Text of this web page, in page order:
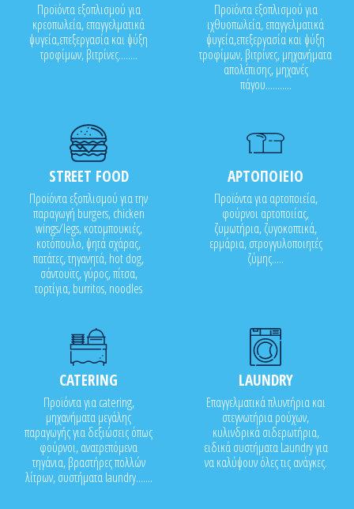
Προϊόντα εξοπλισμού για
κρεοπωλεία, επαγγελματικά
ψυγεία,επεξεργασία και ψύξη
τροφίμων, βιτρίνες........
Προϊόντα εξοπλισμού για
ιχθυοπωλεία, επαγγελματικά
ψυγεία,επεξεργασία και ψύξη
τροφίμων, βιτρίνες, μηχανήματα
απολέπισης, μηχανές
πάγου...........
STREET FOOD
Προϊόντα εξοπλισμού για την
παραγωγή burgers, chicken
wings/legs, κοτομπουκιές,
κοτόπουλο, ψητά σχάρας,
πατάτες, τηγανητά, hot dog,
σάντουϊτς, γύρος, πίτσα,
τορτίγια, burritos, noodles
ΑΡΤΟΠΟΙΕΙΟ
Προϊόντα για αρτοποιεία,
φούρνοι αρτοποιίας,
ζυμωτήρια, ζυγοκοπτικά,
ερμάρια, στρογγυλοποιητές
ζύμης.....
CATERING
Προϊόντα για catering,
μηχανήματα μεγάλης
παραγωγής για δεξιώσεις όπως
φούρνοι, ανατρεπόμενα
τηγάνια, βραστήρες πολλών
λίτρων, συστήματα laundry.......
LAUNDRY
Επαγγελματικά πλυντήρια και
στεγνωτήρια ρούχων,
κυλινδρικά σιδερωτήρια,
ειδικά συστήματα Laundry για
να καλύψουν όλες τις ανάγκες.